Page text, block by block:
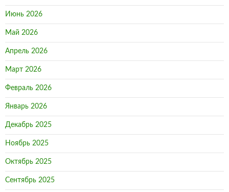
Июнь 2026
Май 2026
Апрель 2026
Март 2026
Февраль 2026
Январь 2026
Декабрь 2025
Ноябрь 2025
Октябрь 2025
Сентябрь 2025